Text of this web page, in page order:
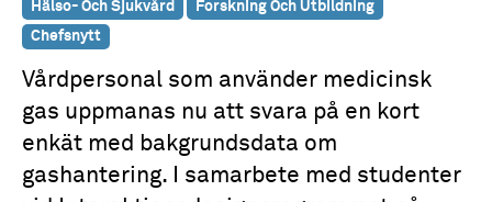
Hälso- Och Sjukvård
Forskning Och Utbildning
Chefsnytt
Vårdpersonal som använder medicinsk
gas uppmanas nu att svara på en kort
enkät med bakgrundsdata om
gashantering. I samarbete med studenter